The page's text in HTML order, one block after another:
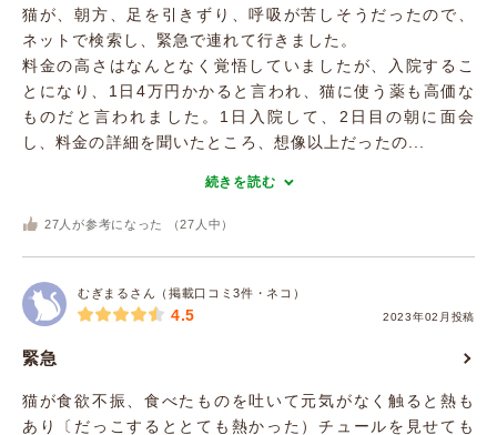
猫が、朝方、足を引きずり、呼吸が苦しそうだったので、
ネットで検索し、緊急で連れて行きました。
料金の高さはなんとなく覚悟していましたが、入院するこ
とになり、1日4万円かかると言われ、猫に使う薬も高価な
ものだと言われました。1日入院して、2日目の朝に面会
し、料金の詳細を聞いたところ、想像以上だったの...
続きを読む
27 人が参考になった （27 人中）
むぎまるさん（掲載口コミ3件・ネコ）
2023年02月投稿
4.5
緊急
猫が食欲不振、食べたものを吐いて元気がなく触ると熱も
あり〔だっこするととても熱かった）チュールを見せても